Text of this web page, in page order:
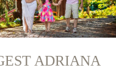
ADRIANA